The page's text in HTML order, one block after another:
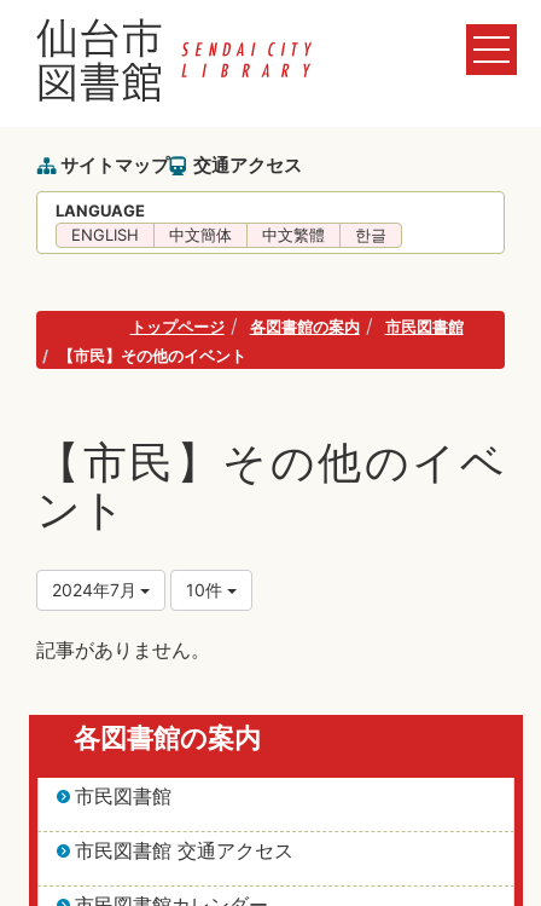
サイトマップ 交通アクセス
LANGUAGE
ENGLISH
中文簡体 中文繁體 한글
トップページ 各図書館の案内
市民図書館
【市民】その他のイベント
【市民】その他のイベ
ント
2024年7月 10件
記事がありません。
各図書館の案内
市民図書館
市民図書館 交通アクセス